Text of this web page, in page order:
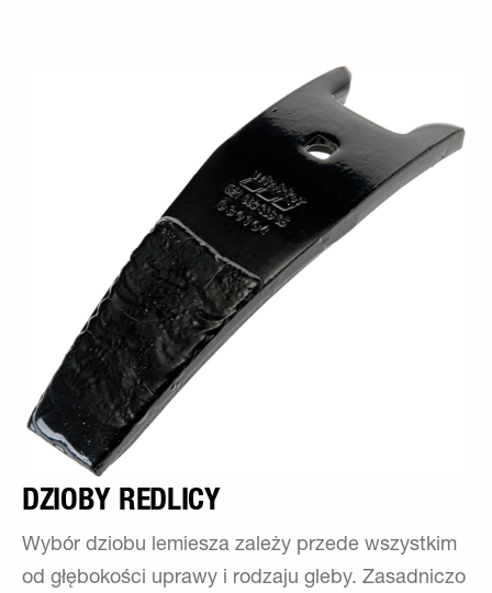
DZIOBY REDLICY
Wybór dziobu lemiesza zależy przede wszystkim
od głębokości uprawy i rodzaju gleby. Zasadniczo